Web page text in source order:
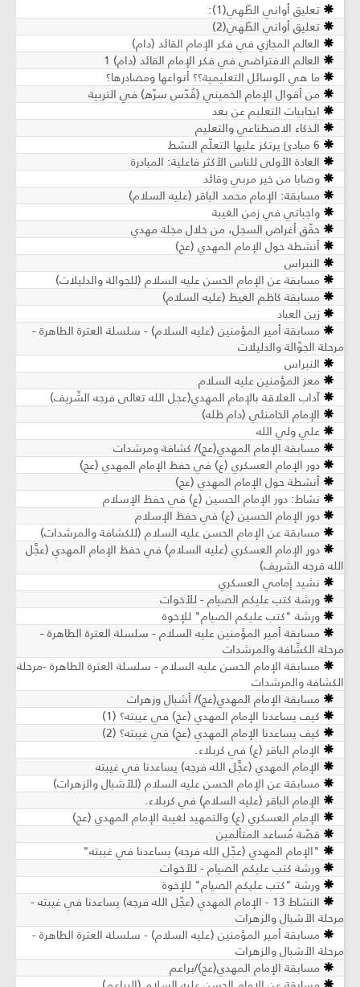
تعليق أواني الطّهي(1):
تعليق أواني الطّهي(2)
العالم المجازي في فكر الإمام القائد (دام)
العالم الافتراضي في فكر الإمام القائد (دام) 1
ما هي الوسائل التعليمية؟؟ أنواعها ومصادرها؟
من أقوال الإمام الخميني (قُدّس سرّه) في التربية
ايجابيات التعليم عن بعد
الذكاء الاصطناعي والتعليم
6 مبادئ يرتكز عليها التعلّم النشط
العادة الأولى للناس الأكثر فاعلية: المبادرة
وصابا من خير مربي وقائد
مسابقة: الإمام محمد الباقر (عليه السلام)
واجباتي في زمن الغيبة
حقّق أغراض السجل، من خلال مجلة مهدي
أنشطة حول الإمام المهدي (عج)
النبراس
مسابقة عن الإمام الحسن عليه السلام (للجوالة والدليلات)
مسابقة كاظم الغيظ (عليه السلام)
زين العباد
مسابقة أمير المؤمنين (عليه السلام) - سلسلة العترة الطاهرة -
مرحلة الجوّالة والدليلات
النبراس
معز المؤمنين عليه السلام
آداب العلاقة بالإمام المهدي(عجل الله تعالى فرجه الشّريف)
الإمام الخامنئي (دام ظله)
علي ولي الله
مسابقة الإمام المهدي(عج)/ كشافة ومرشدات
دور الإمام العسكري (ع) في حفظ الإمام المهدي (عج)
أنشطة حول الإمام المهدي (عج)
نشاط: دور الإمام الحسين (ع) في حفظ الإسلام
دور الإمام الحسين (ع) في حفظ الإسلام
مسابقة عن الإمام الحسن عليه السلام (للكشافة والمرشدات)
دور الإمام العسكري (عليه السلام) في حفظ الإمام المهدي (عجَّل
الله فرجه الشريف)
نشيد إمامي العسكري
ورشة كتب عليكم الصيام - للأخوات
ورشة "كتب عليكم الصيام" للإخوة
مسابقة أمير المؤمنين عليه السلام - سلسلة العترة الطاهرة -
مرحلة الكشّافة والمرشدات
مسابقة الإمام الحسن عليه السلام - سلسلة العترة الطاهرة -مرحلة
الكشافة والمرشدات
مسابقة الإمام المهدي(عج)/ أشبال وزهرات
كيف يساعدنا الإمام المهدي (عج) في غيبته؟ (1)
كيف يساعدنا الإمام المهدي (عج) في غيبته؟ (2)
الإمام الباقر (ع) في كربلاء.
الإمام المهدي (عجَّل الله فرجه) يساعدنا في غيبته
مسابقة عن الإمام الحسن عليه السلام (للأشبال والزهرات)
الإمام الباقر (عليه السلام) في كربلاء.
الإمام العسكري (ع) والتمهيد لغيبة الإمام المهدي (عج)
قصّة مُساعد المتألمين
"الإمام المهدي (عجّل الله فرجه) يساعدنا في غيبته"
ورشة كتب عليكم الصيام - للأخوات
ورشة "كتب عليكم الصيام" للإخوة
النشاط 13 - الإمام المهدي (عجّل الله فرجه) يساعدنا في غيبته -
مرحلة الأشبال والزهرات
مسابقة أمير المؤمنين (عليه السلام) - سلسلة العترة الطاهرة -
مرحلة الأشبال والزهرات
مسابقة الإمام المهدي(عج)/براعم